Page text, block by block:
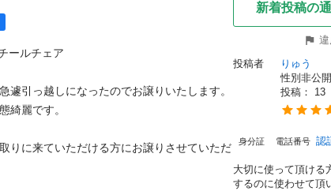
ールチェア
遽引っ越しになったのでお譲りいたします。
綺麗です。
りに来ていただける方にお譲りさせていただ
新着投稿の
投稿者
りゅう
性別非公開
投稿： 13
身分証 電話番号 認
大切に使って頂ける
するのに使わせて頂